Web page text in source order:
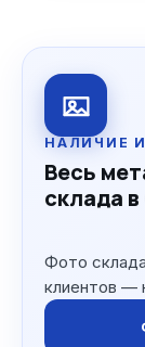
НАЛИЧИЕ
Весь
склада
Фото
клиентов —